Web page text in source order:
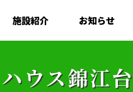
施設紹介 お知らせ
ウス錦江